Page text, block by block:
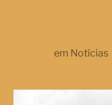
em Notícias